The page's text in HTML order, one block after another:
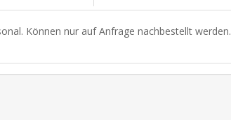
Können nur auf Anfrage nachbestellt werden.